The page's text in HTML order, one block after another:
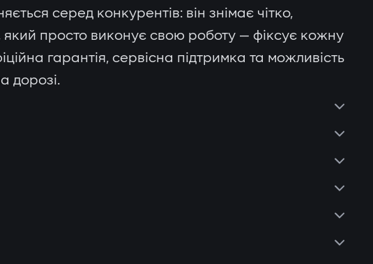
серед конкурентів: він знімає чітко,
просто виконує свою роботу — фіксує кожну
гарантія, сервісна підтримка та можливість
дорозі.